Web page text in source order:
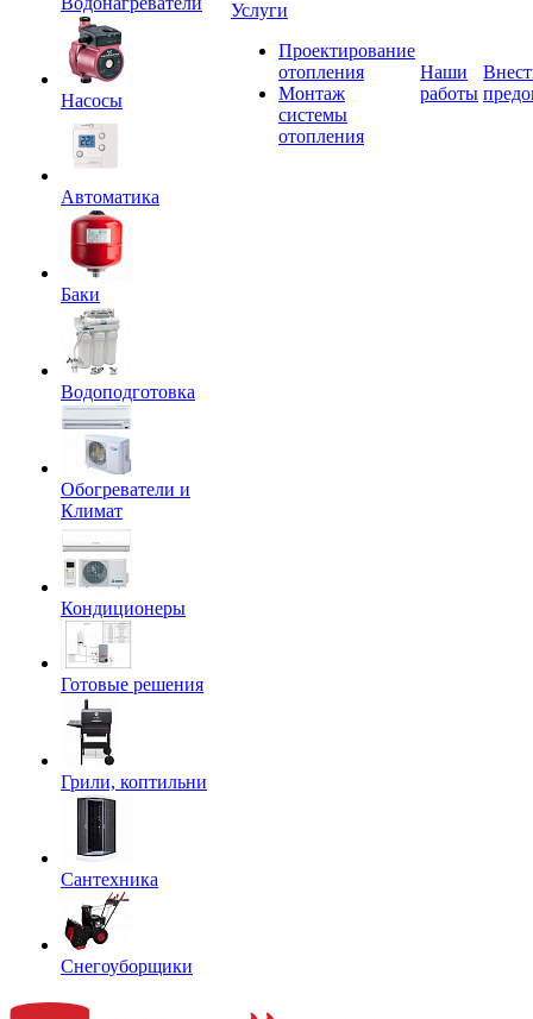
Насосы
Автоматика
Баки
Водоподготовка
Обогреватели и
Климат
Кондиционеры
Готовые решения
Грили, коптильни
Сантехника
Снегоуборщики
Услуги
Проектирование
отопления
Монтаж
системы
отопления
Наши
работы